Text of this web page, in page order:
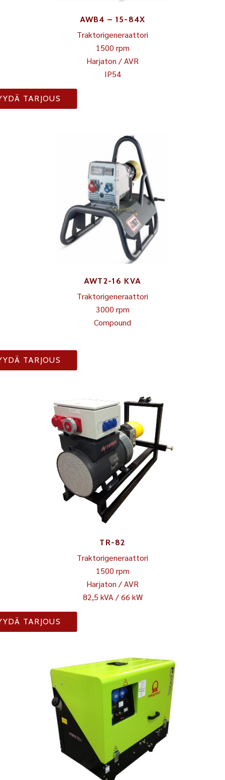
AWB4 – 15-84X
Traktorigeneraattori
1500 rpm
Harjaton / AVR
IP54
TARJOUS
AWT2-16 KVA
Traktorigeneraattori
3000 rpm
Compound
TARJOUS
TR-82
Traktorigeneraattori
1500 rpm
Harjaton / AVR
82,5 kVA / 66 kW
TARJOUS